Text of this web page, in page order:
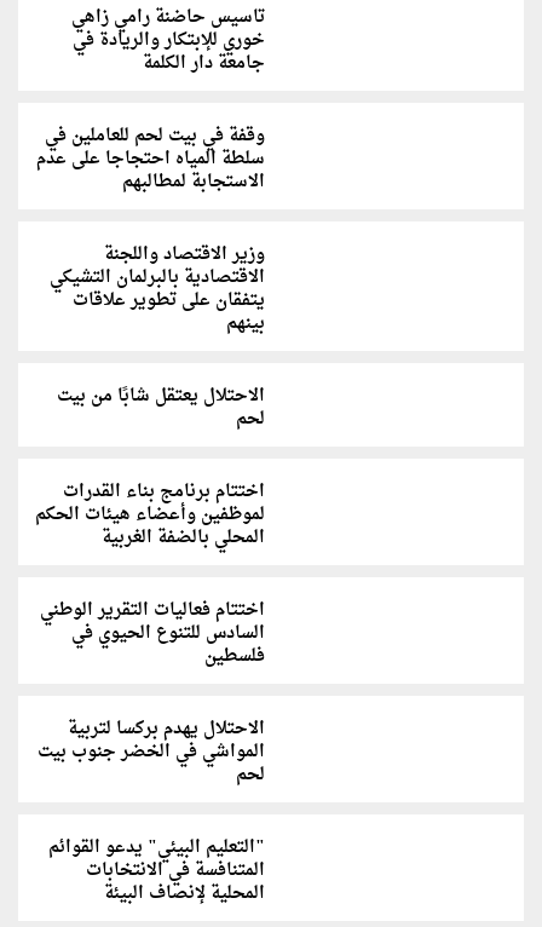
تاسيس حاضنة رامي زاهي
خوري للإبتكار والريادة في
جامعة دار الكلمة
وقفة في بيت لحم للعاملين في
سلطة المياه احتجاجا على عدم
الاستجابة لمطالبهم
وزير الاقتصاد واللجنة
الاقتصادية بالبرلمان التشيكي
يتفقان على تطوير علاقات
بينهم
الاحتلال يعتقل شابًا من بيت
لحم
اختتام برنامج بناء القدرات
لموظفين وأعضاء هيئات الحكم
المحلي بالضفة الغربية
اختتام فعاليات التقرير الوطني
السادس للتنوع الحيوي في
فلسطين
الاحتلال يهدم بركسا لتربية
المواشي في الخضر جنوب بيت
لحم
"التعليم البيئي" يدعو القوائم
المتنافسة في الانتخابات
المحلية لإنصاف البيئة